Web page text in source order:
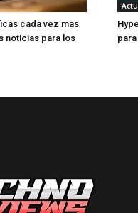
cada vez mas
noticias para los